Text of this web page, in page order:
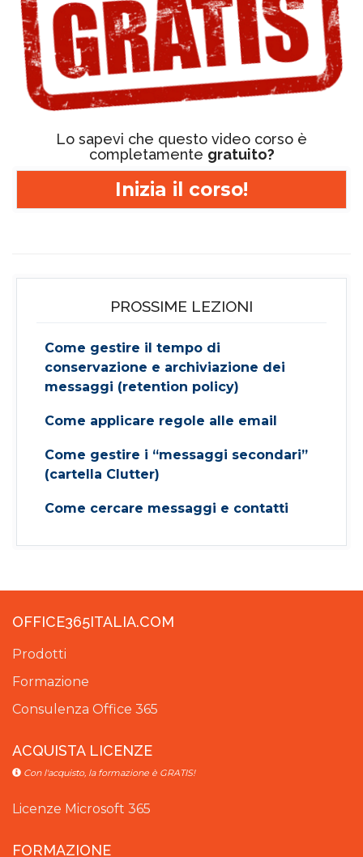
Lo sapevi che questo video corso è
completamente gratuito?
Inizia il corso!
PROSSIME LEZIONI
Come gestire il tempo di
conservazione e archiviazione dei
messaggi (retention policy)
Come applicare regole alle email
Come gestire i “messaggi secondari”
(cartella Clutter)
Come cercare messaggi e contatti
OFFICE365ITALIA.COM
Prodotti
Formazione
Consulenza Office 365
ACQUISTA LICENZE
Con l'acquisto, la formazione è GRATIS!
Licenze Microsoft 365
FORMAZIONE